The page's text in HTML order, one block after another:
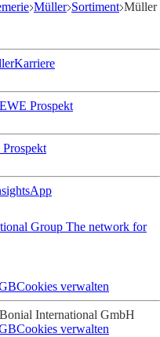
Müller Sortiment Müller
Karriere
Prospekt
App
Group The network for
Cookies verwalten
International GmbH
Cookies verwalten